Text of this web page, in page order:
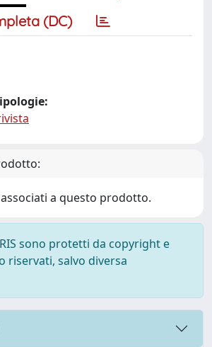
(DC)
a questo prodotto.
sono protetti da copyright e
riservati, salvo diversa